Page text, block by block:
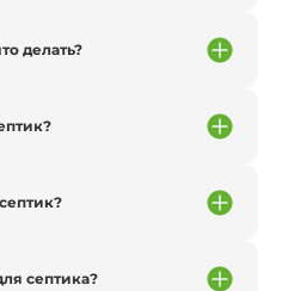
делать?
септика?